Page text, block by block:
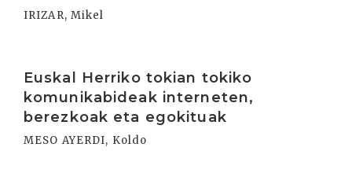
IRIZAR, Mikel
Euskal Herriko tokian tokiko
komunikabideak interneten,
berezkoak eta egokituak
MESO AYERDI, Koldo